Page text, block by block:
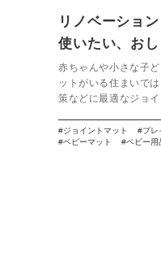
リノベーショ
使いたい、お
ントマット７選
赤ちゃんや小さな子
ットがいる住まいで
策などに最適なジョイ
ジョイントマット
プレ
ベビーマット
ベビー用